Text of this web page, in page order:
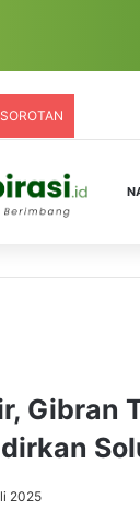
SOROTAN
Gibran
2025